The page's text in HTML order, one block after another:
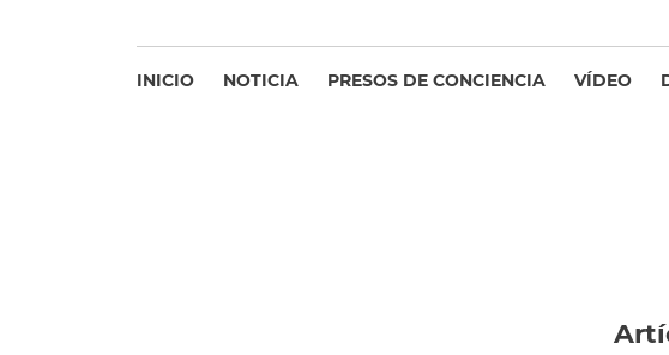
INICIO NOTICIA PRESOS DE CONCIENCIA VÍDEO